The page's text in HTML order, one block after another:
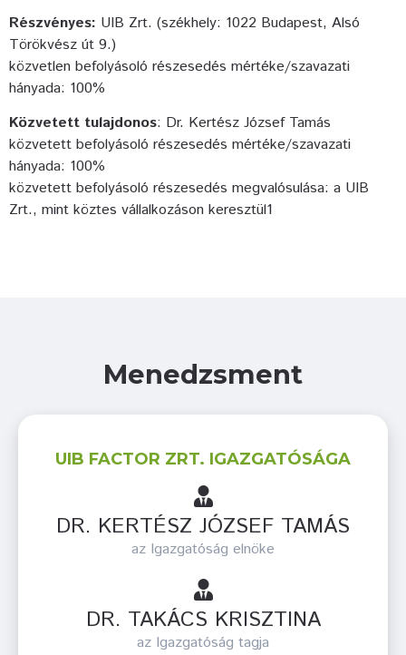
Részvényes: UIB Zrt. (székhely: 1022 Budapest, Alsó
Törökvész út 9.)
közvetlen befolyásoló részesedés mértéke/szavazati
hányada: 100%
Közvetett tulajdonos: Dr. Kertész József Tamás
közvetett befolyásoló részesedés mértéke/szavazati
hányada: 100%
közvetett befolyásoló részesedés megvalósulása: a UIB
Zrt., mint köztes vállalkozáson keresztül1
Menedzsment
UIB FACTOR ZRT. IGAZGATÓSÁGA
DR. KERTÉSZ JÓZSEF TAMÁS
az Igazgatóság elnöke
DR. TAKÁCS KRISZTINA
az Igazgatóság tagja